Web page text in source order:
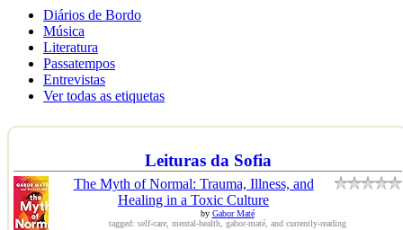
Diários de Bordo
Música
Literatura
Passatempos
Entrevistas
Ver todas as etiquetas
Leituras da Sofia
The Myth of Normal: Trauma, Illness, and
Healing in a Toxic Culture
by Gabor Maté
tagged: self-care, mental-health, gabor-maté, and currently-reading